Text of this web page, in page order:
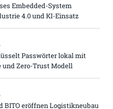
Embedded-System
4.0 und KI-Einsatz
Passwörter lokal mit
und Zero-Trust Modell
BITO eröffnen Logistikneubau